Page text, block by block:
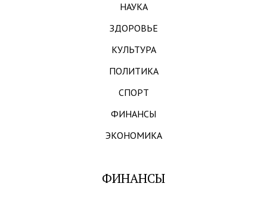
НАУКА
ЗДОРОВЬЕ
КУЛЬТУРА
ПОЛИТИКА
СПОРТ
ФИНАНСЫ
ЭКОНОМИКА
ФИНАНСЫ